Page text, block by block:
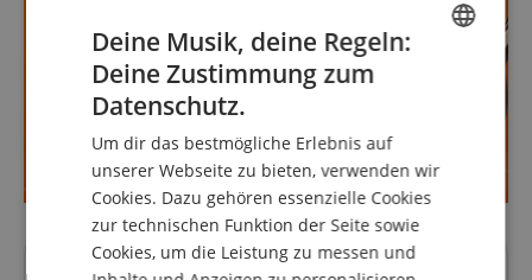
Deine Ansprechpartner
FRENCH
ITALIAN
Deine Musik, deine Regeln:
Deine Zustimmung zum
Datenschutz.
Um dir das bestmögliche Erlebnis auf
unserer Webseite zu bieten, verwenden wir
Cookies. Dazu gehören essenzielle Cookies
zur technischen Funktion der Seite sowie
Cookies, um die Leistung zu messen und